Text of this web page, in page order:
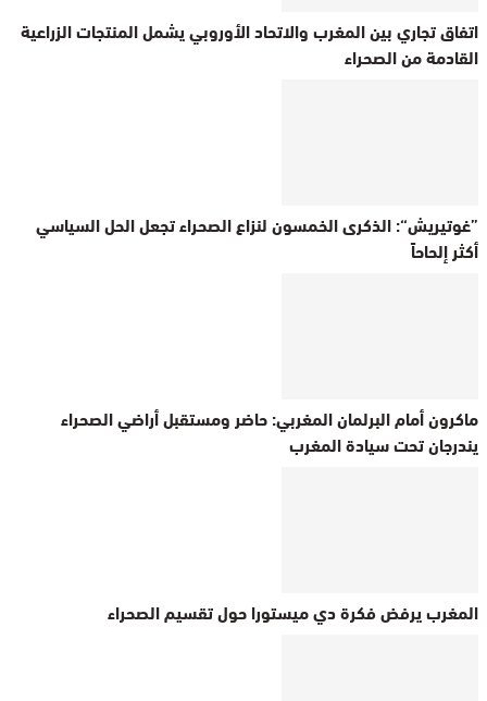
اتفاق تجاري بين المغرب والاتحاد الأوروبي يشمل المنتجات الزراعية
القادمة من الصحراء
”غوتيريش“: الذكرى الخمسون لنزاع الصحراء تجعل الحل السياسي
أكثر إلحاحاً
ماكرون أمام البرلمان المغربي: حاضر ومستقبل أراضي الصحراء
يندرجان تحت سيادة المغرب
المغرب يرفض فكرة دي ميستورا حول تقسيم الصحراء